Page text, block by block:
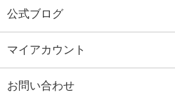
公式ブログ
マイアカウント
お問い合わせ